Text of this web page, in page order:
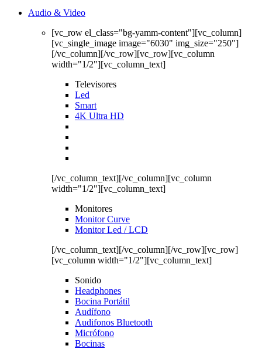
Audio & Video
[vc_row el_class="bg-yamm-content"][vc_column]
[vc_single_image image="6030" img_size="250"]
[/vc_column][/vc_row][vc_row][vc_column
width="1/2"][vc_column_text]
Televisores
Led
Smart
4K Ultra HD
[/vc_column_text][/vc_column][vc_column
width="1/2"][vc_column_text]
Monitores
Monitor Curve
Monitor Led / LCD
[/vc_column_text][/vc_column][/vc_row][vc_row]
[vc_column width="1/2"][vc_column_text]
Sonido
Headphones
Bocina Portátil
Audífono
Audifonos Bluetooth
Micrófono
Bocinas